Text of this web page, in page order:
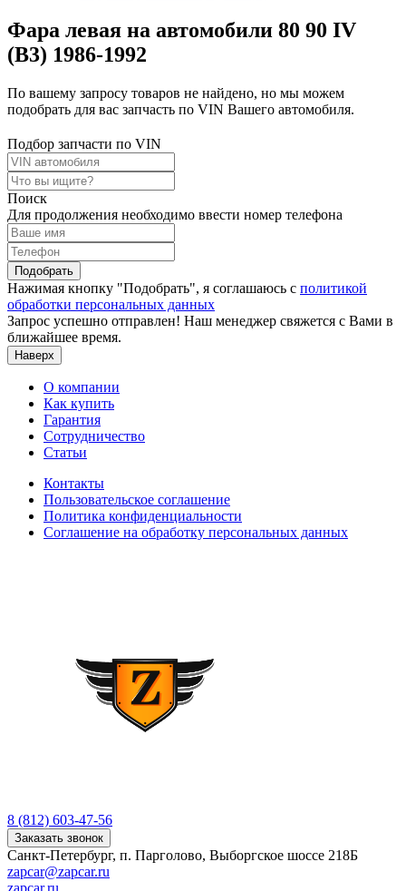
Фара левая на автомобили 80 90 IV
(B3) 1986-1992
По вашему запросу товаров не найдено, но мы можем
подобрать для вас запчасть по VIN Вашего автомобиля.
Подбор запчасти по VIN
Поиск
Для продолжения необходимо ввести номер телефона
Подобрать
Нажимая кнопку "Подобрать", я соглашаюсь с политикой
обработки персональных данных
Запрос успешно отправлен! Наш менеджер свяжется с Вами в
ближайшее время.
Наверх
О компании
Как купить
Гарантия
Сотрудничество
Статьи
Контакты
Пользовательское соглашение
Политика конфиденциальности
Соглашение на обработку персональных данных
8 (812) 603-47-56
Заказать звонок
Санкт-Петербург, п. Парголово, Выборгское шоссе 218Б
zapcar@zapcar.ru
zapcar.ru